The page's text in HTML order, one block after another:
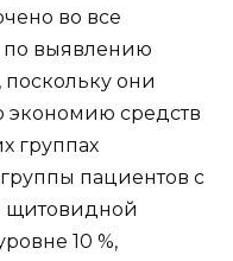
во все
выявлению
они
экономию средств
группах
пациентов с
щитовидной
10 %,